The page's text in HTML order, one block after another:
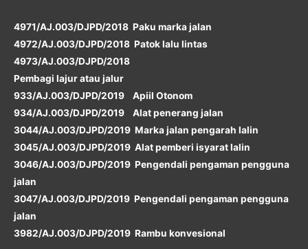
4971/AJ.003/DJPD/2018 Paku marka jalan
4972/AJ.003/DJPD/2018 Patok lalu lintas
4973/AJ.003/DJPD/2018
Pembagi lajur atau jalur
933/AJ.003/DJPD/2019 Apiil Otonom
934/AJ.003/DJPD/2019 Alat penerang jalan
3044/AJ.003/DJPD/2019 Marka jalan pengarah lalin
3045/AJ.003/DJPD/2019 Alat pemberi isyarat lalin
3046/AJ.003/DJPD/2019 Pengendali pengaman pengguna
jalan
3047/AJ.003/DJPD/2019 Pengendali pengaman pengguna
jalan
3982/AJ.003/DJPD/2019 Rambu konvesional